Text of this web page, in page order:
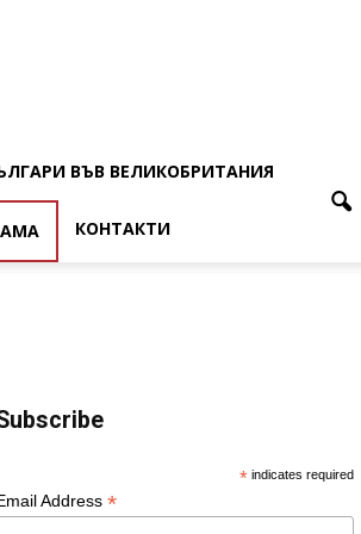
ВЪВ ВЕЛИКОБРИТАНИЯ
КОНТАКТИ
* indicates required
Address *